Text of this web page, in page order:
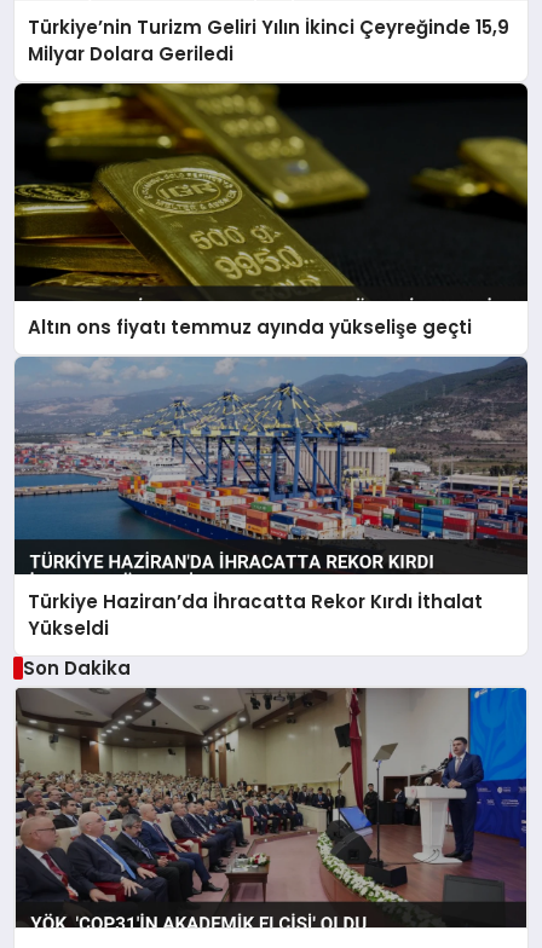
Türkiye’nin Turizm Geliri Yılın İkinci Çeyreğinde 15,9
Milyar Dolara Geriledi
Altın ons fiyatı temmuz ayında yükselişe geçti
Türkiye Haziran’da İhracatta Rekor Kırdı İthalat
Yükseldi
Son Dakika